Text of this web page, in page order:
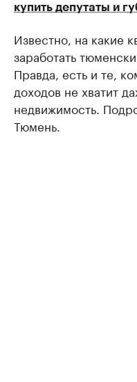
купить депутаты и
​Известно, на какие
заработать
Правда, есть и те,
доходов не хватит
недвижимость.
Тюмень.